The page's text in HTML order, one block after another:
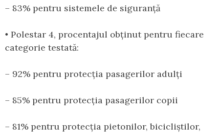
– 83% pentru sistemele de siguranță
• Polestar 4, procentajul obținut pentru fiecare
categorie testată:
– 92% pentru protecția pasagerilor adulți
– 85% pentru protecția pasagerilor copii
– 81% pentru protecția pietonilor, bicicliștilor,